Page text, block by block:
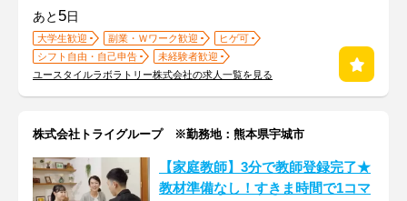
あと 5日
大学生歓迎 副業・Ｗワーク歓迎
ヒゲ可
シフト自由・自己申告
未経験者歓迎
ユースタイルラボラトリー株式会社の求人一覧を見る
株式会社トライグループ ※勤務地：熊本県宇城市
【家庭教師】3分で教師登録完了★
教材準備なし！すきま時間で1コマ